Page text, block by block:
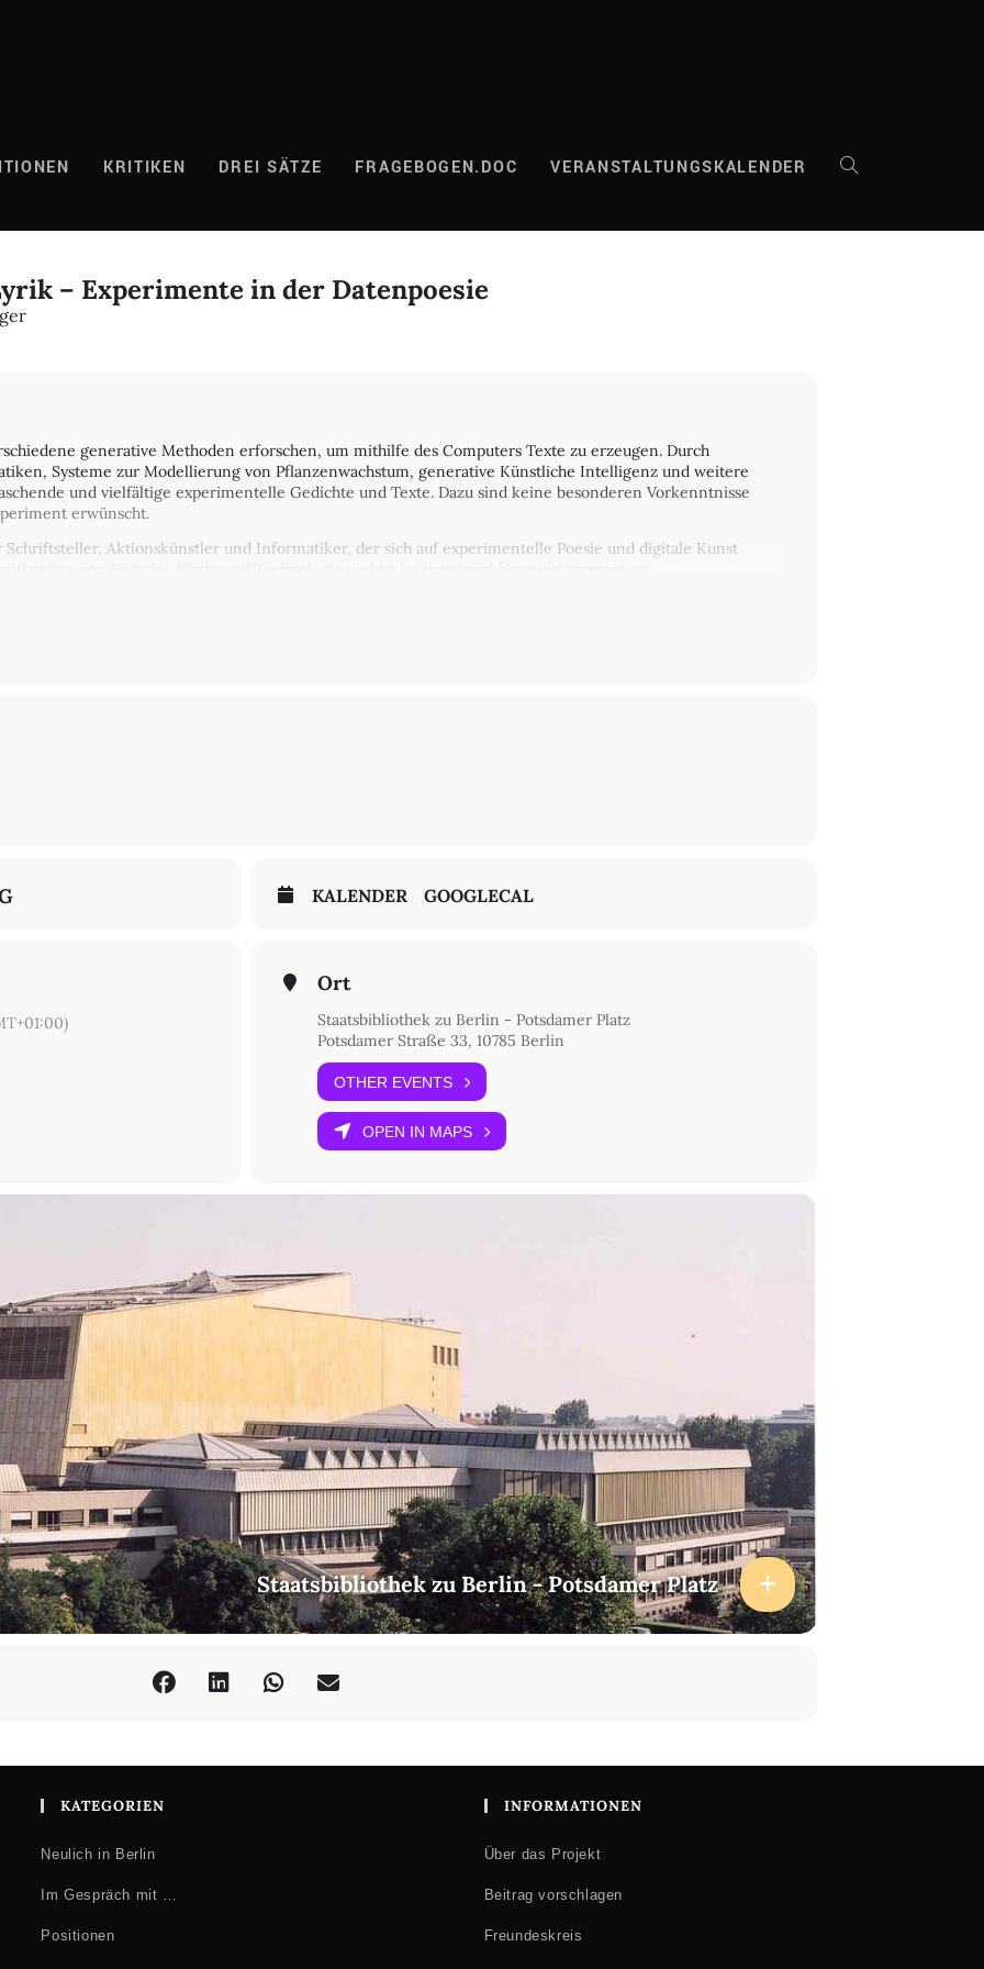
KRITIKEN DREI SÄTZE FRAGEBOGEN.DOC VERANSTALTUNGSKALENDER WEBSITE-
– Experimente in der Datenpoesie
generative Methoden erforschen, um mithilfe des Computers Texte zu erzeugen. Durch
Systeme zur Modellierung von Pflanzenwachstum, generative Künstliche Intelligenz und weitere
und vielfältige experimentelle Gedichte und Texte. Dazu sind keine besonderen Vorkenntnisse
erwünscht.
Aktionskünstler und Informatiker, der sich auf experimentelle Poesie und digitale Kunst
KALENDER GOOGLECAL
Ort
Staatsbibliothek zu Berlin - Potsdamer Platz
Potsdamer Straße 33, 10785 Berlin
OTHER EVENTS
OPEN IN MAPS
Staatsbibliothek zu Berlin - Potsdamer Platz
KATEGORIEN
Neulich in Berlin
Im Gespräch mit …
Positionen
INFORMATIONEN
Über das Projekt
Beitrag vorschlagen
Freundeskreis